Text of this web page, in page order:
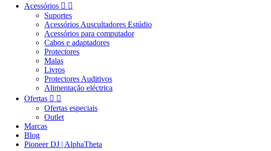
Acessórios  
Suportes
Acessórios Auscultadores Estúdio
Acessórios para computador
Cabos e adaptadores
Protectores
Malas
Livros
Protectores Auditivos
Alimentação eléctrica
Ofertas  
Ofertas especiais
Outlet
Marcas
Blog
Pioneer DJ | AlphaTheta